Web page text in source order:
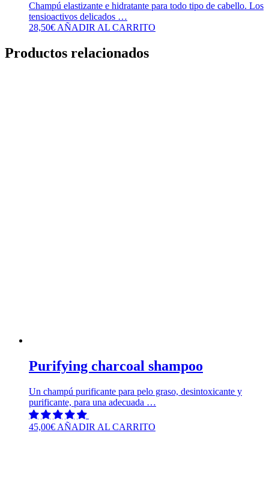
Champú elastizante e hidratante para todo tipo de cabello. Los
tensioactivos delicados …
28,50€ AÑADIR AL CARRITO
Productos relacionados
Purifying charcoal shampoo
Un champú purificante para pelo graso, desintoxicante y
purificante, para una adecuada …
45,00€ AÑADIR AL CARRITO